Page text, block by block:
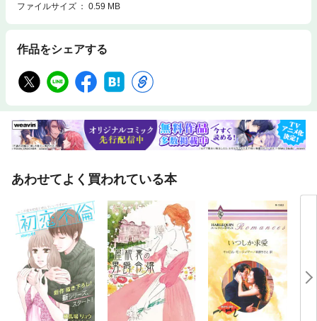
ファイルサイズ
0.59 MB
作品をシェアする
あわせてよく買われている本